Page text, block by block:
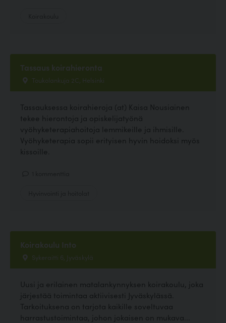
Tassaus koirahieronta
Toukolankuja 2C, Helsinki
Tassauksessa koirahieroja (at) Kaisa Nousiainen
tekee hierontoja ja opiskelijatyönä
vyöhyketerapiahoitoja lemmikeille ja ihmisille.
Vyöhyketerapia sopii erityisen hyvin hoidoksi myös
kissoille.
Koirakoulu Into
Sykeraitti 6, Jyväskylä
Uusi ja erilainen matalankynnyksen koirakoulu, joka
järjestää toimintaa aktiivisesti Jyväskylässä.
Tarkoituksena on tarjota kaikille soveltuvaa
harrastustoimintaa, johon jokaisen on mukava...